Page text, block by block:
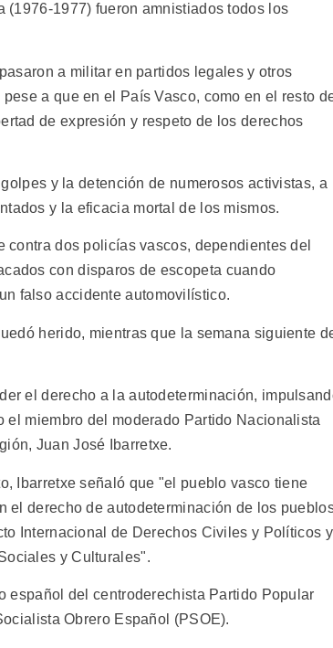
(1976-1977) fueron amnistiados todos los
a militar en partidos legales y otros
a que en el País Vasco, como en el resto
de expresión y respeto de los derechos
y la detención de numerosos activistas, a
y la eficacia mortal de los mismos.
dos policías vascos, dependientes del
con disparos de escopeta cuando
falso accidente automovilístico.
herido, mientras que la semana siguiente
el derecho a la autodeterminación,
miembro del moderado Partido Nacionalista
Juan José Ibarretxe.
Ibarretxe señaló que "el pueblo vasco tiene
el derecho de autodeterminación de los
Internacional de Derechos Civiles y Políticos y
y Culturales".
español del centroderechista Partido Popular
Obrero Español (PSOE).